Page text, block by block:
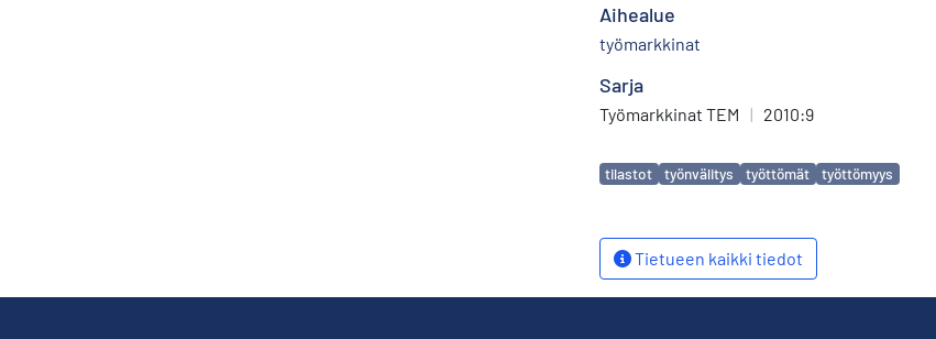
Aihealue
työmarkkinat
Sarja
Työmarkkinat TEM | 2010:9
Avainsanat
tilastot työnvälitys työttömät työttömyys
Tietueen kaikki tiedot